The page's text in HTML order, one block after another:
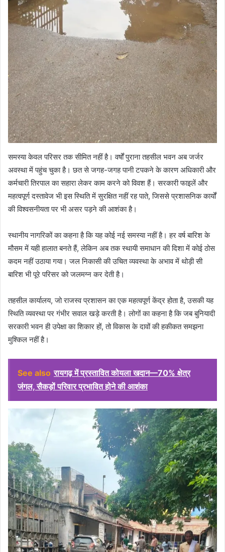
समस्या केवल परिसर तक सीमित नहीं है। वर्षों पुराना तहसील भवन अब जर्जर
अवस्था में पहुंच चुका है। छत से जगह-जगह पानी टपकने के कारण अधिकारी और
कर्मचारी तिरपाल का सहारा लेकर काम करने को विवश हैं। सरकारी फाइलें और
महत्वपूर्ण दस्तावेज भी इस स्थिति में सुरक्षित नहीं रह पाते, जिससे प्रशासनिक कार्यों
की विश्वसनीयता पर भी असर पड़ने की आशंका है।
स्थानीय नागरिकों का कहना है कि यह कोई नई समस्या नहीं है। हर वर्ष बारिश के
मौसम में यही हालात बनते हैं, लेकिन अब तक स्थायी समाधान की दिशा में कोई ठोस
कदम नहीं उठाया गया। जल निकासी की उचित व्यवस्था के अभाव में थोड़ी सी
बारिश भी पूरे परिसर को जलमग्न कर देती है।
तहसील कार्यालय, जो राजस्व प्रशासन का एक महत्वपूर्ण केंद्र होता है, उसकी यह
स्थिति व्यवस्था पर गंभीर सवाल खड़े करती है। लोगों का कहना है कि जब बुनियादी
सरकारी भवन ही उपेक्षा का शिकार हों, तो विकास के दावों की हकीकत समझना
मुश्किल नहीं है।
See also रायगढ़ में प्रस्तावित कोयला खदान—70% क्षेत्र
जंगल, सैकड़ों परिवार प्रभावित होने की आशंका